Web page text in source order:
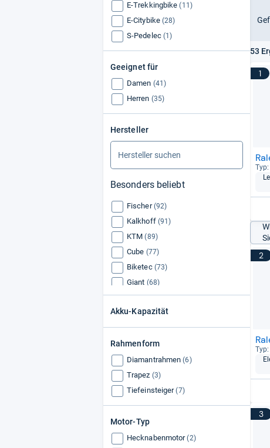
E-Trekkingbike (11)
E-Citybike (28)
S-Pedelec (1)
Geeignet für
Damen (41)
Herren (35)
Hersteller
Besonders beliebt
Fischer (92)
Kalkhoff (91)
KTM (89)
Cube (77)
Biketec (73)
Giant (68)
Victoria (63)
Riese und Müller
Bergamont (62)
Diamant (58)
Kettler (56)
Pegasus (41)
Akku-Kapazität
Rahmenform
Diamantrahmen (6)
Trapez (3)
Tiefeinsteiger (7)
Motor-Typ
Hecknabenmotor (2)
53
1
2
3